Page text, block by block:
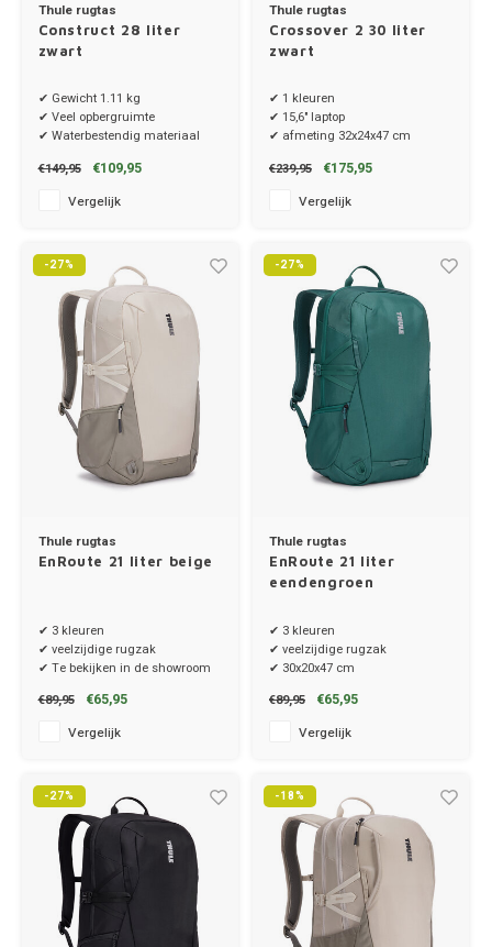
Thule rugtas
Construct 28 liter
zwart
✔ Gewicht 1.11 kg
✔ Veel opbergruimte
✔ Waterbestendig materiaal
€149,95
€109,95
Vergelijk
Thule rugtas
Crossover 2 30 liter
zwart
✔ 1 kleuren
✔ 15,6" laptop
✔ afmeting 32x24x47 cm
€239,95
€175,95
Vergelijk
-27%
Thule rugtas
EnRoute 21 liter beige
✔ 3 kleuren
✔ veelzijdige rugzak
✔ Te bekijken in de showroom
€89,95
€65,95
Vergelijk
-27%
Thule rugtas
EnRoute 21 liter
eendengroen
✔ 3 kleuren
✔ veelzijdige rugzak
✔ 30x20x47 cm
€89,95
€65,95
Vergelijk
-27% -18%